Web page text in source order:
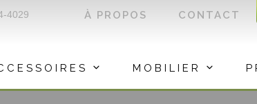
CONTACT
À PROPOS
4029
MOBILIER